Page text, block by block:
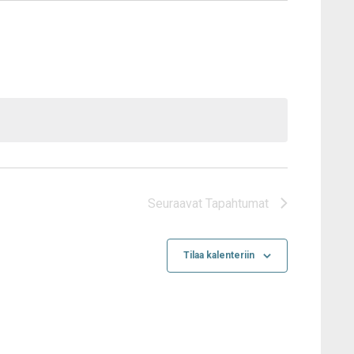
Seuraavat Tapahtumat
Tilaa kalenteriin